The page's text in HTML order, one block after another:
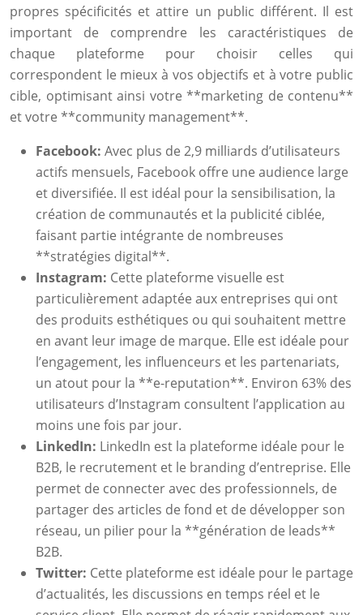
propres spécificités et attire un public différent. Il est
important de comprendre les caractéristiques de
chaque plateforme pour choisir celles qui
correspondent le mieux à vos objectifs et à votre public
cible, optimisant ainsi votre **marketing de contenu**
et votre **community management**.
Facebook: Avec plus de 2,9 milliards d’utilisateurs
actifs mensuels, Facebook offre une audience large
et diversifiée. Il est idéal pour la sensibilisation, la
création de communautés et la publicité ciblée,
faisant partie intégrante de nombreuses
**stratégies digital**.
Instagram: Cette plateforme visuelle est
particulièrement adaptée aux entreprises qui ont
des produits esthétiques ou qui souhaitent mettre
en avant leur image de marque. Elle est idéale pour
l’engagement, les influenceurs et les partenariats,
un atout pour la **e-reputation**. Environ 63% des
utilisateurs d’Instagram consultent l’application au
moins une fois par jour.
LinkedIn: LinkedIn est la plateforme idéale pour le
B2B, le recrutement et le branding d’entreprise. Elle
permet de connecter avec des professionnels, de
partager des articles de fond et de développer son
réseau, un pilier pour la **génération de leads**
B2B.
Twitter: Cette plateforme est idéale pour le partage
d’actualités, les discussions en temps réel et le